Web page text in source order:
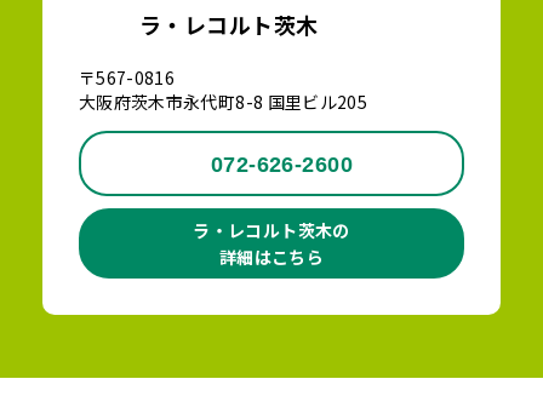
ラ・レコルト茨木
〒567-0816
大阪府茨木市永代町8-8 国里ビル205
072-626-2600
ラ・レコルト茨木の
詳細はこちら